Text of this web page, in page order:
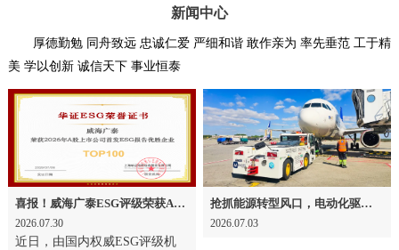
新闻中心
厚德勤勉 同舟致远 忠诚仁爱 严细和谐 敢作亲为 率先垂范 工于精
美 学以创新 诚信天下 事业恒泰
喜报！威海广泰ESG评级荣获AAA级 可持续发展实力获权威认可
2026.07.30
近日，由国内权威ESG评级机
抢抓能源转型风口，电动化驱动威海广泰欧洲业务腾飞
2026.07.03